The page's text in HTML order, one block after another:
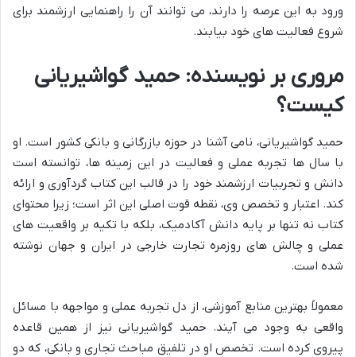
ورود به این عرصه را دارند، می توانند آن را راهنمایی ارزشمند برای
شروع فعالیت های خود بیابند.
مروری بر نویسنده: حمید گواشیریانی
کیست؟
حمید گواشیریانی، نامی آشنا در حوزه بازرگانی و بانکی کشور است. او
با سال ها تجربه عملی و فعالیت در این زمینه ها، توانسته است
دانش و تجربیات ارزشمند خود را در قالب این کتاب گردآوری و ارائه
کند. اعتبار و تخصص وی، نقطه قوت اصلی این اثر است؛ زیرا محتوای
کتاب نه تنها بر پایه دانش آکادمیک، بلکه با تکیه بر واقعیت های
عملی و چالش های روزمره تجارت خارجی در ایران و جهان نوشته
شده است.
معمولاً بهترین منابع آموزشی، از دل تجربه عملی و مواجهه با مسائل
واقعی به وجود می آیند. حمید گواشیریانی نیز از همین قاعده
پیروی کرده است. تخصص او در تلفیق مباحث تجاری و بانکی، که دو